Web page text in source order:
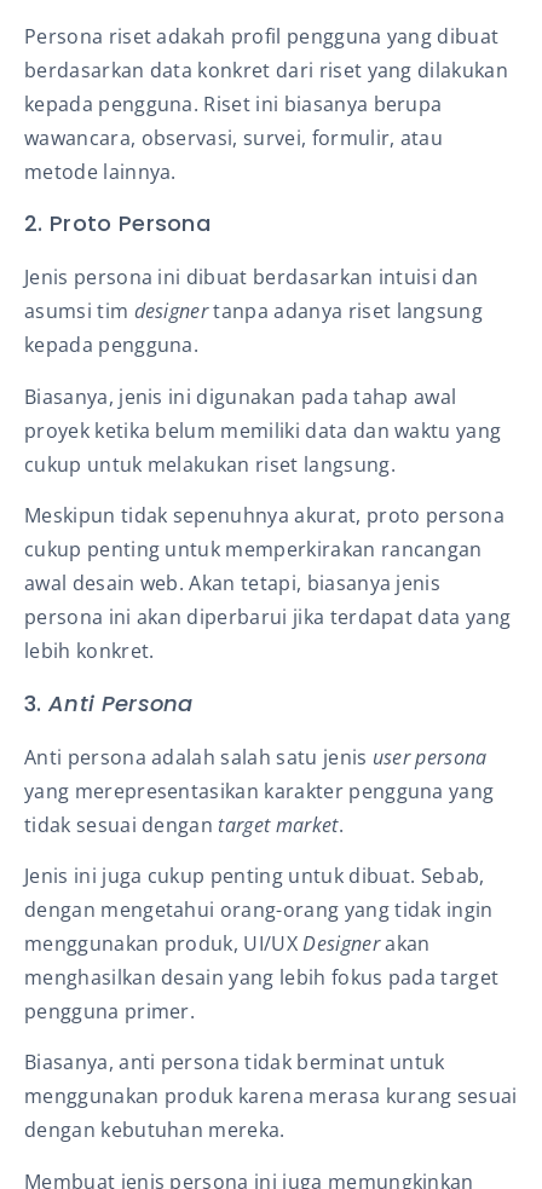
Persona riset adakah profil pengguna yang dibuat
berdasarkan data konkret dari riset yang dilakukan
kepada pengguna. Riset ini biasanya berupa
wawancara, observasi, survei, formulir, atau
metode lainnya.
2. Proto Persona
Jenis persona ini dibuat berdasarkan intuisi dan
asumsi tim designertanpa adanya riset langsung
kepada pengguna.
Biasanya, jenis ini digunakan pada tahap awal
proyek ketika belum memiliki data dan waktu yang
cukup untuk melakukan riset langsung.
Meskipun tidak sepenuhnya akurat, proto persona
cukup penting untuk memperkirakan rancangan
awal desain web. Akan tetapi, biasanya jenis
persona ini akan diperbarui jika terdapat data yang
lebih konkret.
3. Anti Persona
Anti persona adalah salah satu jenis user persona
yang merepresentasikan karakter pengguna yang
tidak sesuai dengan target market.
Jenis ini juga cukup penting untuk dibuat. Sebab,
dengan mengetahui orang-orang yang tidak ingin
menggunakan produk, UI/UXDesignerakan
menghasilkan desain yang lebih fokus pada target
pengguna primer.
Biasanya, anti persona tidak berminat untuk
menggunakan produk karena merasa kurang sesuai
dengan kebutuhan mereka.
Membuat jenis persona ini juga memungkinkan